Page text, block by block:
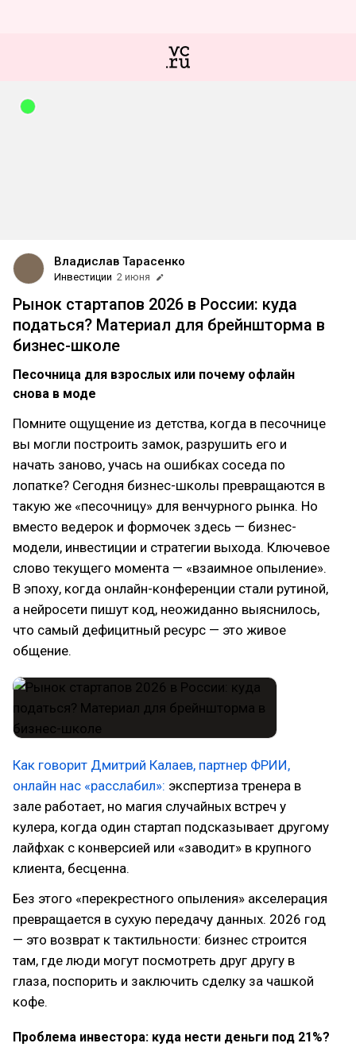
Владислав Тарасенко
Инвестиции 2 июня
Рынок стартапов 2026 в России: куда
податься? Материал для брейншторма в
бизнес-школе
Песочница для взрослых или почему офлайн
снова в моде
Помните ощущение из детства, когда в песочнице
вы могли построить замок, разрушить его и
начать заново, учась на ошибках соседа по
лопатке? Сегодня бизнес-школы превращаются в
такую же «песочницу» для венчурного рынка. Но
вместо ведерок и формочек здесь — бизнес-
модели, инвестиции и стратегии выхода. Ключевое
слово текущего момента — «взаимное опыление».
В эпоху, когда онлайн-конференции стали рутиной,
а нейросети пишут код, неожиданно выяснилось,
что самый дефицитный ресурс — это живое
общение.
Как говорит Дмитрий Калаев, партнер ФРИИ,
онлайн нас «расслабил»: экспертиза тренера в
зале работает, но магия случайных встреч у
кулера, когда один стартап подсказывает другому
лайфхак с конверсией или «заводит» в крупного
клиента, бесценна.
Без этого «перекрестного опыления» акселерация
превращается в сухую передачу данных. 2026 год
— это возврат к тактильности: бизнес строится
там, где люди могут посмотреть друг другу в
глаза, поспорить и заключить сделку за чашкой
кофе.
Проблема инвестора: куда нести деньги под 21%?